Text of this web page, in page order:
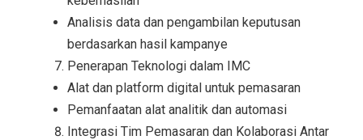
Analisis data dan pengambilan keputusan
berdasarkan hasil kampanye
Penerapan Teknologi dalam IMC
Alat dan platform digital untuk pemasaran
Pemanfaatan alat analitik dan automasi
Integrasi Tim Pemasaran dan Kolaborasi Antar